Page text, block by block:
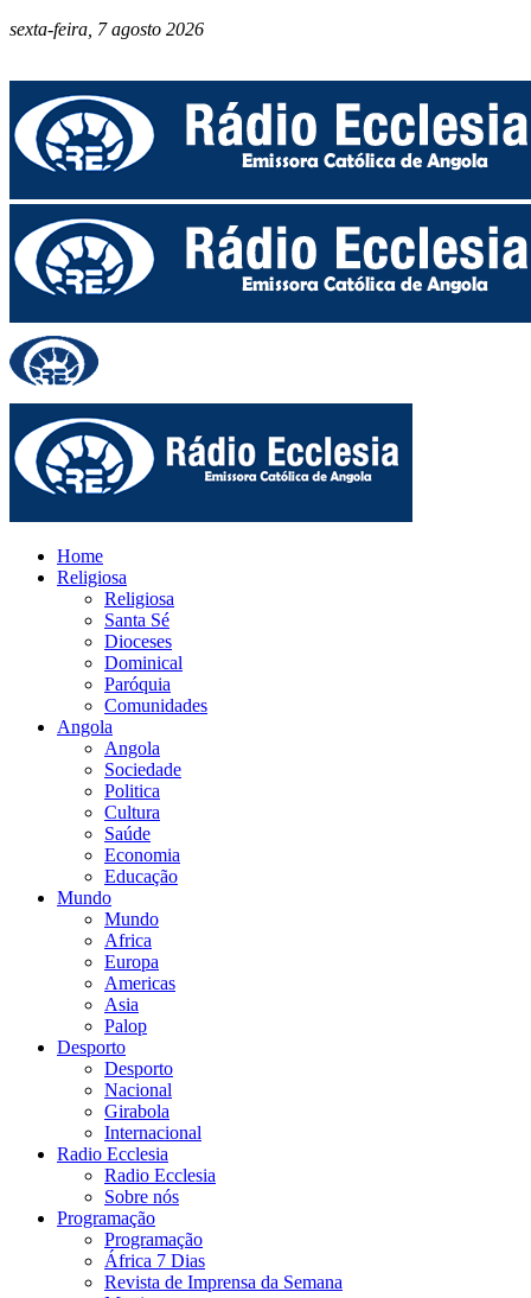
sexta-feira, 7 agosto 2026
Home
Religiosa
Religiosa
Santa Sé
Dioceses
Dominical
Paróquia
Comunidades
Angola
Angola
Sociedade
Politica
Cultura
Saúde
Economia
Educação
Mundo
Mundo
Africa
Europa
Americas
Asia
Palop
Desporto
Desporto
Nacional
Girabola
Internacional
Radio Ecclesia
Radio Ecclesia
Sobre nós
Programação
Programação
África 7 Dias
Revista de Imprensa da Semana